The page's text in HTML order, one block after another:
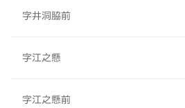
字井洞脇前
字江之懸
字江之懸前